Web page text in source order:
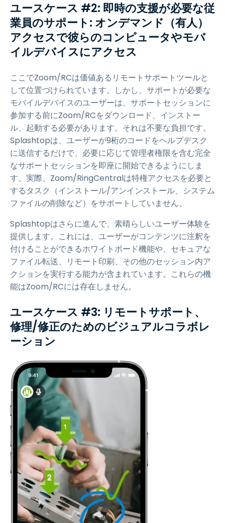
ユースケース #2: 即時の支援が必要な従
業員のサポート: オンデマンド（有人）
アクセスで彼らのコンピュータやモバ
イルデバイスにアクセス
ここでZoom/RCは価値あるリモートサポートツールと
して位置づけられています。しかし、サポートが必要な
モバイルデバイスのユーザーは、サポートセッションに
参加する前にZoom/RCをダウンロード、インストー
ル、起動する必要があります。それは不要な負担です。
Splashtopは、ユーザーが9桁のコードをヘルプデスク
に送信するだけで、必要に応じて管理者権限を含む完全
なサポートセッションを即座に開始できるようにしま
す。実際、Zoom/RingCentralは特権アクセスを必要と
するタスク（インストール/アンインストール、システム
ファイルの削除など）をサポートしていません。
Splashtopはさらに進んで、素晴らしいユーザー体験を
提供します。これには、ユーザーがコンテンツに注釈を
付けることができるホワイトボード機能や、セキュアな
ファイル転送、リモート印刷、その他のセッション内ア
クションを実行する能力が含まれています。これらの機
能はZoom/RCには存在しません。
ユースケース #3: リモートサポート、
修理/修正のためのビジュアルコラボレ
ーション